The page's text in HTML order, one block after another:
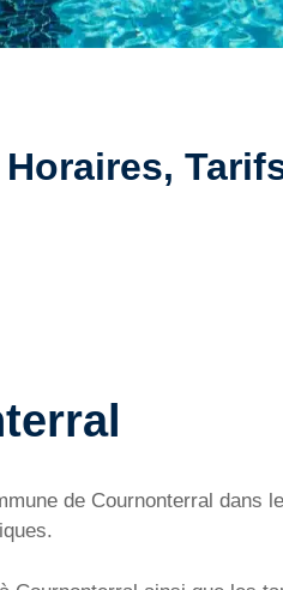
de Cournonterral dans